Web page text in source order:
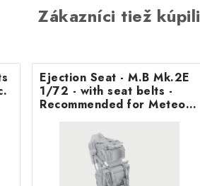
Zákazníci tiež kúpili
Ejection Seat - M.B Mk.2E
1/72 - with seat belts -
Recommended for Meteor